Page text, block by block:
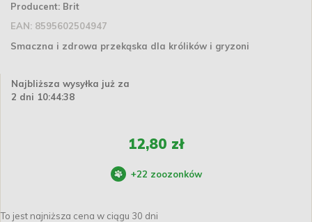
Producent: Brit
EAN: 8595602504947
Smaczna i zdrowa przekąska dla królików i gryzoni
Najbliższa wysyłka już za
2 dni 10:44:37
12,80 zł
+22 zoozonków
To jest najniższa cena w ciągu 30 dni